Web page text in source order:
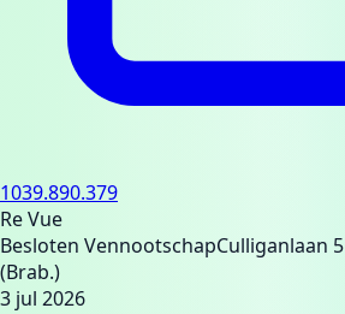
1039.890.379
Re Vue
Besloten VennootschapCulliganlaan 5
(Brab.)
3 jul 2026